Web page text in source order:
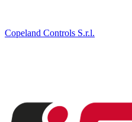
Copeland Controls S.r.l.